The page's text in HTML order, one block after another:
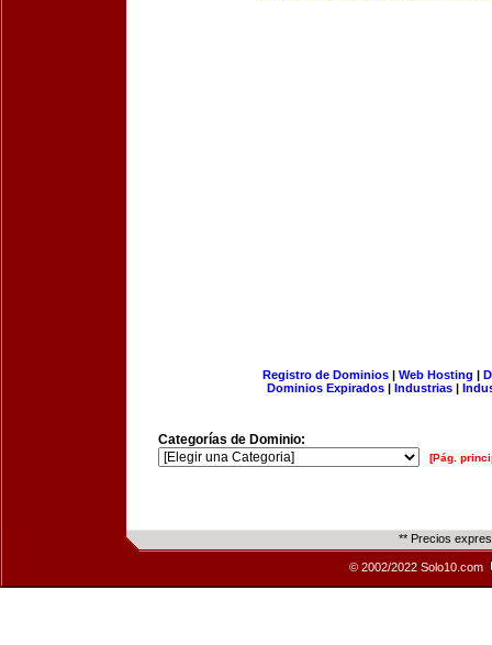
Registro de Dominios| Web Hosting |
Dominios Expirados | Industrias |
Categorías de Dominio:
[Pág.
** Precios
© 2002/2022 Solo10.com